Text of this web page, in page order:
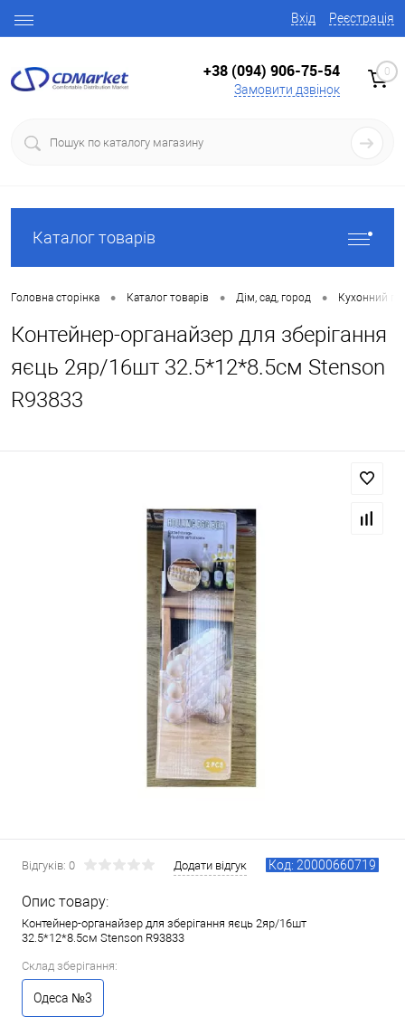
Вхід Реєстрація
+38 (094) 906-75-54
Замовити дзвінок
0
Каталог товарів
Головна сторінка • Каталог товарів • Дім, сад, город • Кухонний
Контейнер-органайзер для зберігання
яєць 2яр/16шт 32.5*12*8.5см Stenson
R93833
Відгуків: 0 Додати відгук Код: 20000660719
Опис товару:
Контейнер-органайзер для зберігання яєць 2яр/16шт
32.5*12*8.5см Stenson R93833
Склад зберігання:
Одеса №3